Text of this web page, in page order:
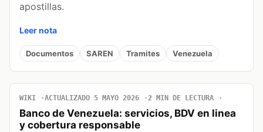
apostillas.
Leer nota
Documentos SAREN Tramites Venezuela
WIKI ACTUALIZADO 5 MAYO 2026 2 MIN DE LECTURA
Banco de Venezuela: servicios, BDV en linea
y cobertura responsable